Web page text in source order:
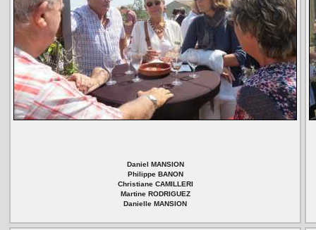
Daniel MANSION
Philippe BANON
Christiane CAMILLERI
Martine RODRIGUEZ
Danielle MANSION